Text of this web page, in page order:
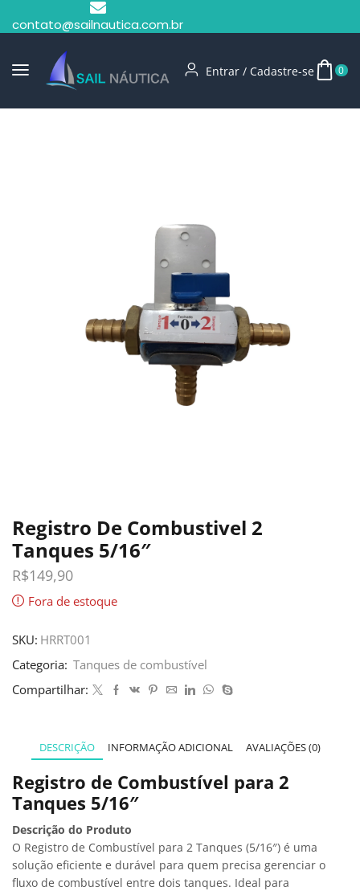
contato@sailnautica.com.br
Entrar / Cadastre-se 0
Registro De Combustivel 2
Tanques 5/16″
R$149,90
Fora de estoque
SKU: HRRT001
Categoria: Tanques de combustível
Compartilhar:
DESCRIÇÃO INFORMAÇÃO ADICIONAL AVALIAÇÕES (0)
Registro de Combustível para 2
Tanques 5/16″
Descrição do Produto
O Registro de Combustível para 2 Tanques (5/16″) é uma
solução eficiente e durável para quem precisa gerenciar o
fluxo de combustível entre dois tanques. Ideal para